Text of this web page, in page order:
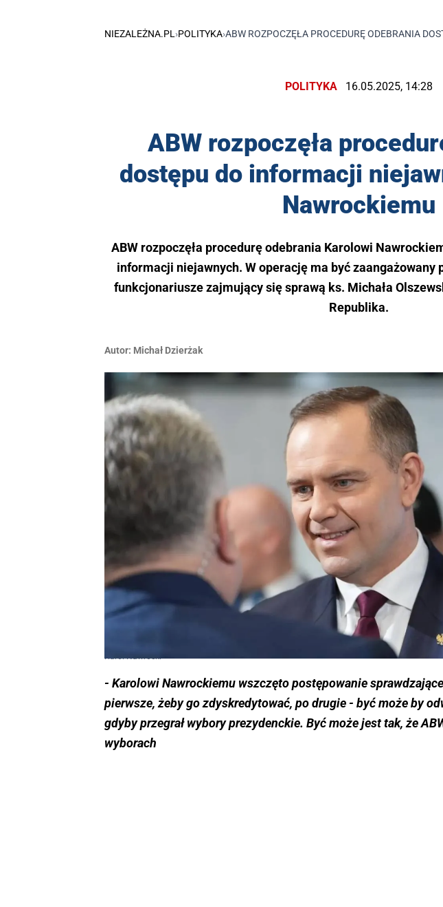
NIEZALEŻNA.PL ›POLITYKA›ABW ROZPOCZĘŁA PROCEDURĘ ODEBRANIA
POLITYKA 16.05.2025, 14:28
ABW rozpoczęła
dostępu do informacji
Nawrockiemu
ABW rozpoczęła procedurę odebrania Karolowi
informacji niejawnych. W operację ma być zaangażowany
funkcjonariusze zajmujący się sprawą ks. Michała
Republika.
Autor: Michał Dzierżak
Karol Nawrocki
- Karolowi Nawrockiemu wszczęto postępowanie
pierwsze, żeby go zdyskredytować, po drugie - być może by
gdyby przegrał wybory prezydenckie. Być może jest tak, że
wyborach